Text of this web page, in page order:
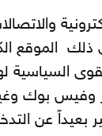
الموقع
السياسية
وفيس بوك
بعيداً عن